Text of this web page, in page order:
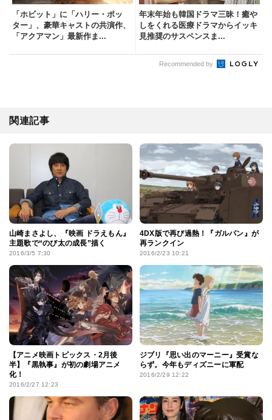
「ホビット」に「ハリー・ポッ
ター」、豪華キャストの共演作、
「アクアマン」最新作ま...
年末年始も韓国ドラマ三昧！癒や
しをくれる医療ドラマからイッキ
見推奨のサスペンスま...
Recommended by
関連記事
山崎まさよし、『映画 ドラえもん』
主題歌で“のび太の成長”描く
2016/3/5 7:30
4DX版で再び過熱！『ガルパン』が
再ランクイン
2016/2/23 10:21
【アニメ映画トピックス・2月後
半】『黒執事』が初の劇場アニメ
化！
2016/2/27 12:23
ジブリ『思い出のマーニー』受賞な
らず。今年もディズニーに軍配
2016/2/29 12:22